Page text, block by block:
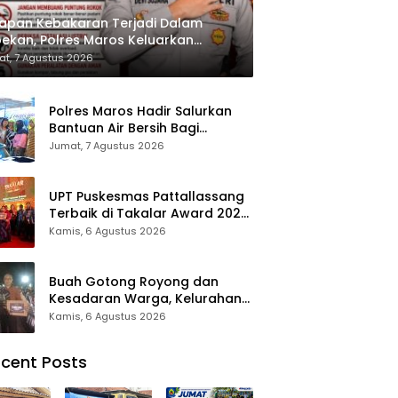
Kebakaran Terjadi Dalam
Polres Maros Keluarkan
kepada Masyarakat
7 Agustus 2026
Polres Maros Hadir Salurkan
Bantuan Air Bersih Bagi
Masyarakat Terdampak Krisis
Jumat, 7 Agustus 2026
UPT Puskesmas Pattallassang
Terbaik di Takalar Award 2026,
Bukti Komitmen Hadirkan
Kamis, 6 Agustus 2026
Buah Gotong Royong dan
Kesadaran Warga, Kelurahan
Patte’ne Menjadi Bintang
Kamis, 6 Agustus 2026
Posts